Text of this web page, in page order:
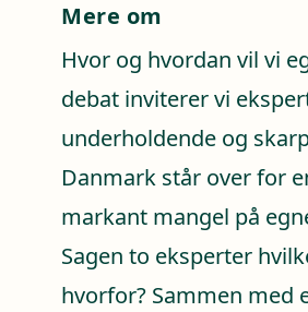
Mere om
Hvor og hvordan vil vi
debat inviterer vi
underholdende og
Danmark står over for
markant mangel på
Sagen to eksperter
hvorfor? Sammen med